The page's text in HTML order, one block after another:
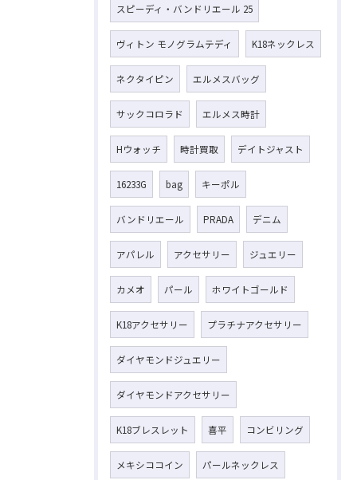
スピーディ・バンドリエール 25
ヴィトン モノグラムテディ K18ネックレス
ネクタイピン エルメスバッグ
サックコロラド エルメス時計
Hウォッチ 時計買取 デイトジャスト
16233G bag キーポル
バンドリエール PRADA デニム
アパレル アクセサリー ジュエリー
カメオ パール ホワイトゴールド
K18アクセサリー プラチナアクセサリー
ダイヤモンドジュエリー
ダイヤモンドアクセサリー
K18ブレスレット 喜平 コンビリング
メキシココイン パールネックレス